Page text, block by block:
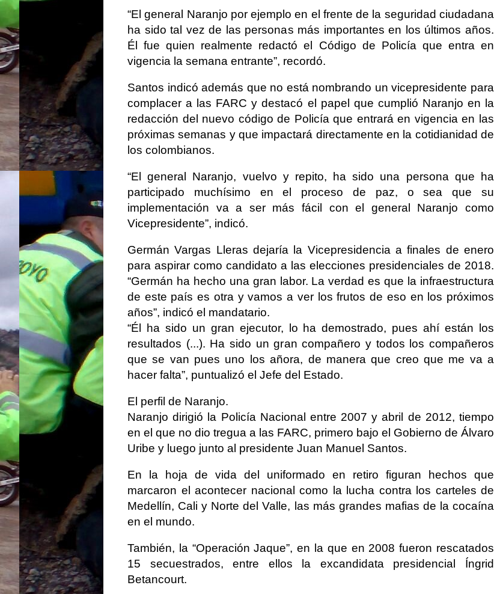
“El general Naranjo por ejemplo en el frente de la seguridad ciudadana
ha sido tal vez de las personas más importantes en los últimos años.
Él fue quien realmente redactó el Código de Policía que entra en
vigencia la semana entrante”, recordó.
Santos indicó además que no está nombrando un vicepresidente para
complacer a las FARC y destacó el papel que cumplió Naranjo en la
redacción del nuevo código de Policía que entrará en vigencia en las
próximas semanas y que impactará directamente en la cotidianidad de
los colombianos.
“El general Naranjo, vuelvo y repito, ha sido una persona que ha
participado muchísimo en el proceso de paz, o sea que su
implementación va a ser más fácil con el general Naranjo como
Vicepresidente”, indicó.
Germán Vargas Lleras dejaría la Vicepresidencia a finales de enero
para aspirar como candidato a las elecciones presidenciales de 2018.
“Germán ha hecho una gran labor. La verdad es que la infraestructura
de este país es otra y vamos a ver los frutos de eso en los próximos
años”, indicó el mandatario.
“Él ha sido un gran ejecutor, lo ha demostrado, pues ahí están los
resultados (...). Ha sido un gran compañero y todos los compañeros
que se van pues uno los añora, de manera que creo que me va a
hacer falta”, puntualizó el Jefe del Estado.
El perfil de Naranjo.
Naranjo dirigió la Policía Nacional entre 2007 y abril de 2012, tiempo
en el que no dio tregua a las FARC, primero bajo el Gobierno de Álvaro
Uribe y luego junto al presidente Juan Manuel Santos.
En la hoja de vida del uniformado en retiro figuran hechos que
marcaron el acontecer nacional como la lucha contra los carteles de
Medellín, Cali y Norte del Valle, las más grandes mafias de la cocaína
en el mundo.
También, la “Operación Jaque”, en la que en 2008 fueron rescatados
15 secuestrados, entre ellos la excandidata presidencial Íngrid
Betancourt.